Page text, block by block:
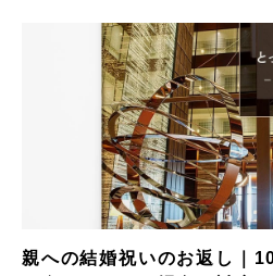
親への結婚祝いのお返し｜